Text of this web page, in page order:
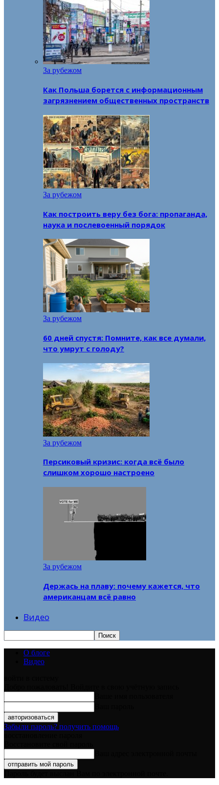
За рубежом
Как Польша борется с информационным
загрязнением общественных пространств
За рубежом
Как построить веру без бога: пропаганда,
наука и послевоенный порядок
За рубежом
60 дней спустя: Помните, как все думали,
что умрут с голоду?
За рубежом
Персиковый кризис: когда всё было
слишком хорошо настроено
За рубежом
Держась на плаву: почему кажется, что
американцам всё равно
Видео
О блоге
Видео
Забыли пароль? получить помощь